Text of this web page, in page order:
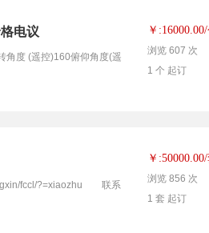
电议
角度 (遥控)160俯仰角度(遥
￥:16000.00/
浏览 607 次
1 个 起订
fccl/?=xiaozhu 联系
￥:50000.00/
浏览 856 次
1 套 起订